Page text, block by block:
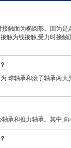
触面为椭圆形。因为
触为线接触,受力时接
:球轴承和滚子轴承两
承和推力轴承。其中,